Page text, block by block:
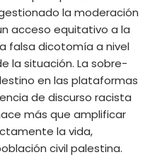
la moderación
acceso equitativo a la
falsa dicotomía a nivel
la situación. La sobre-
en las plataformas
de discurso racista
más que amplificar
la vida,
civil palestina.